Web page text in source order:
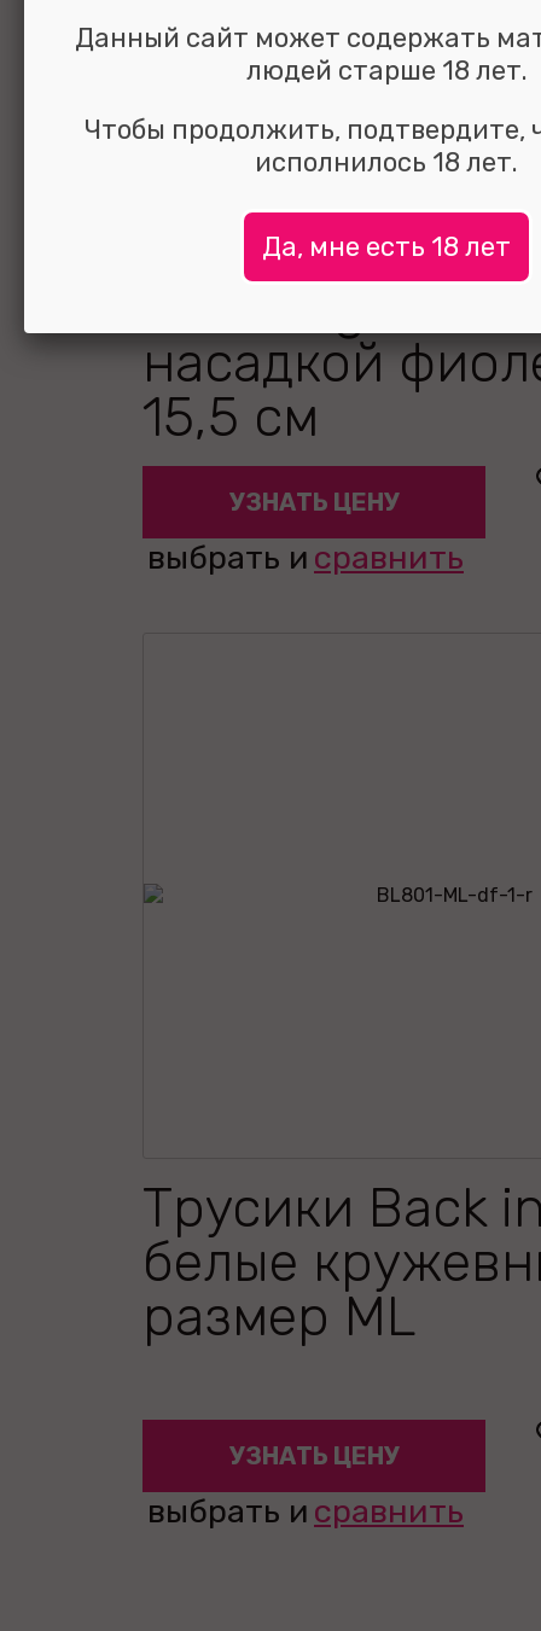
Мини-
насадкой
15,5 см
УЗНАТЬ ЦЕНУ
выбрать и сравнить
Трусики Back
белые
размер ML
УЗНАТЬ ЦЕНУ
выбрать и сравнить
Данный сайт может содержать
людей старше 18 лет.
Чтобы продолжить, подтвердите,
исполнилось 18 лет.
Да, мне есть 18 лет